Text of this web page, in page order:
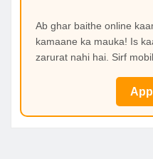
Ab ghar baithe online
kamaane ka mauka! Is
zarurat nahi hai. Sirf